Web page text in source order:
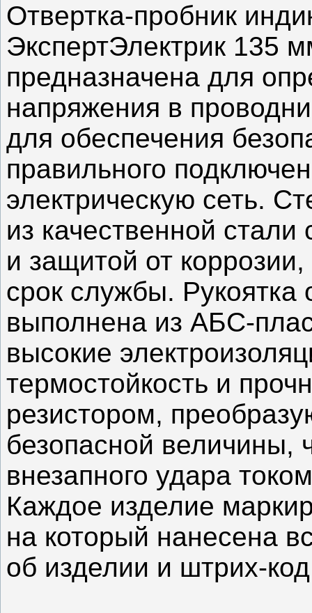
Отвертка-пробник
ЭкспертЭлектрик 135
предназначена для
напряжения в
для обеспечения
правильного
электрическую сеть.
из качественной
и защитой от
срок службы. Рукоятка
выполнена из АБС-
высокие
термостойкость и
резистором,
безопасной величины,
внезапного удара
Каждое изделие
на который нанесена
об изделии и штрих-